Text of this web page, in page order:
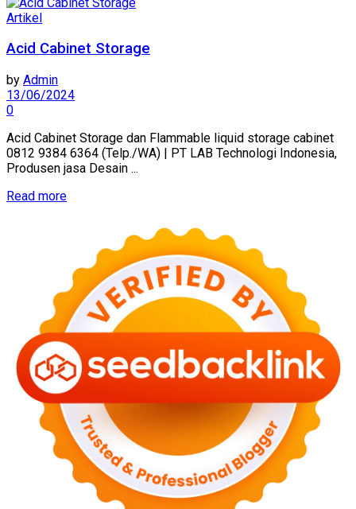
Artikel
Acid Cabinet Storage
by Admin
13/06/2024
0
Acid Cabinet Storage dan Flammable liquid storage cabinet
0812 9384 6364 (Telp./WA) | PT LAB Technologi Indonesia,
Produsen jasa Desain ...
Read more